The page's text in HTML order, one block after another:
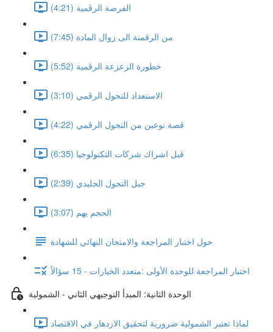
الفرصة الرقمية (4:21)
من الرقمنة الى زوال المادة (7:45)
خطورة الزعزعة الرقمية (5:52)
الاستعداد للتحول الرقمي (3:10)
قصة نوعين من التحول الرقمي (4:22)
قبل اشراك شركات التكنولوجيا (6:35)
جبل التحول الجليدي (2:39)
الحجم يهم (3:07)
حول اختبار المراجعة والامتحان النهائي للشهادة
اختبار المراجعة للوحدة الأولى :متعدد الخيارات - 15 سؤالاً
الوحدة الثانية: المبدأ التوجيهي الثاني - الشمولية
لماذا تعتبر الشمولية ضرورية لتحقيق الازدهار في الاقتصاد